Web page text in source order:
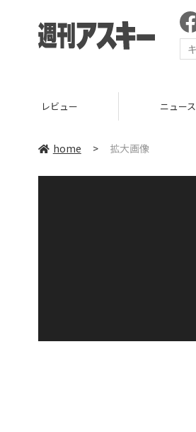
レビュー ニュース
home > 拡大画像